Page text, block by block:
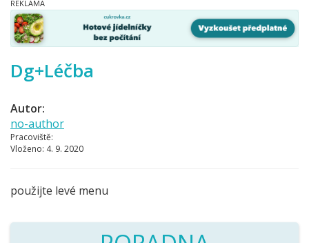
Dg+Léčba
Autor:
no-author
Pracoviště:
Vloženo: 4. 9. 2020
použijte levé menu